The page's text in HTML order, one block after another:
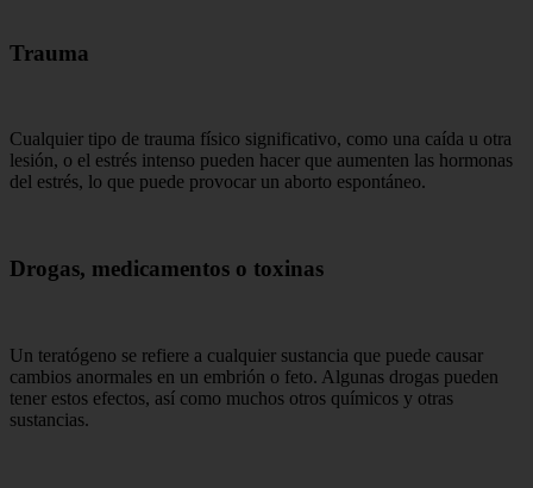
Trauma
Cualquier tipo de trauma físico significativo, como una caída u otra
lesión, o el estrés intenso pueden hacer que aumenten las hormonas
del estrés, lo que puede provocar un aborto espontáneo.
Drogas, medicamentos o toxinas
Un teratógeno se refiere a cualquier sustancia que puede causar
cambios anormales en un embrión o feto. Algunas drogas pueden
tener estos efectos, así como muchos otros químicos y otras
sustancias.